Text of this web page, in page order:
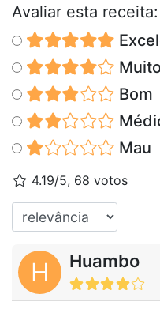
Avaliar esta receita:
Bom
Mau
4.19/5, 68 votos
H Huambo